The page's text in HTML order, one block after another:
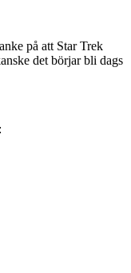
på att Star Trek
det börjar bli dags